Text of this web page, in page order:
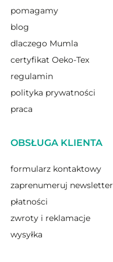
pomagamy
blog
dlaczego Mumla
certyfikat Oeko-Tex
regulamin
polityka prywatności
praca
OBSŁUGA KLIENTA
formularz kontaktowy
zaprenumeruj newsletter
płatności
zwroty i reklamacje
wysyłka